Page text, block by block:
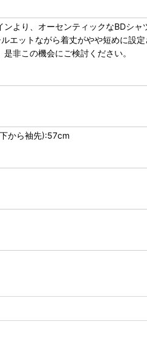
より、オーセンティックなBDシャ
エットながら着丈がやや短めに設
非この機会にご検討ください。
から袖先):57cm